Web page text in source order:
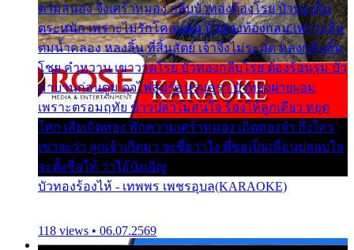
ตามสนอง จึงเศร้าหมอง กลีบบัวทองต้องโรย บัวทองไม่
ตระหนัก เพราะไม่รักโคลนตม บัวทองท้องกลม เพราะลืม
ตมน้ำคลอง หลงลิ้น ที่สิ้นสัตย์ เจ้าจึงไม่ระมัด หลงกลิ่นลิ้น
โชย คำหวาน เขาวาดโรย บัวทองกลีบโรย ต้องร้อนรุม บัว
มาบานก่อนตูม ดุจไฟสุมร้อนรุมอุรา บัวทองผ่ายผอม
เพราะตรอมฤทัย ข้าวปลาไม่สนใจ ร้องไห้ลูกเดียว หยุด
โศก เสียเถิดทอง พักความเศร้าหมอง เถิดทองจ๋า ถึงใคร
เขาจะว่า ลูกเจ้าเกิดมา จะชื่อว่าไง พี่ขอเป็นเพื่อนปลอบใจ
จะตั้งชื่อให้ ว่าไอ้บังเอิญ
บัวทองร้องไห้ - เทพพร เพชรอุบล(KARAOKE)
118 views • 06.07.2569